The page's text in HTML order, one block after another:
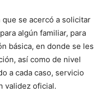
se acercó a solicitar
algún familiar, para
básica, en donde se les
así como de nivel
a cada caso, servicio
validez oficial.